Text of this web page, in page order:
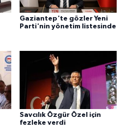
Gaziantep'te gözler Yeni
Parti'nin yönetim listesinde
Savcılık Özgür Özel için
fezleke verdi